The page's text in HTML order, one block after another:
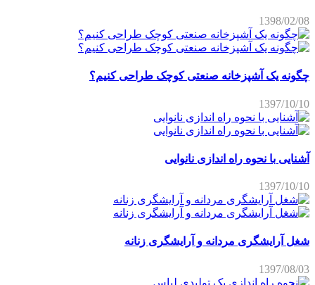
1398/02/08
چگونه یک آشپزخانه صنعتی کوچک طراحی کنیم؟
1397/10/10
آشنایی با نحوه راه اندازی نانوایی
1397/10/10
شغل آرایشگری مردانه و آرایشگری زنانه
1397/08/03